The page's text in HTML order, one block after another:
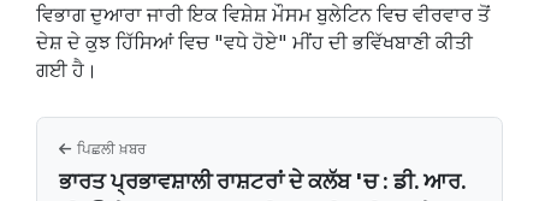
ਵਿਭਾਗ ਦੁਆਰਾ ਜਾਰੀ ਇਕ ਵਿਸ਼ੇਸ਼ ਮੌਸਮ ਬੁਲੇਟਿਨ ਵਿਚ ਵੀਰਵਾਰ ਤੋਂ
ਦੇਸ਼ ਦੇ ਕੁਝ ਹਿੱਸਿਆਂ ਵਿਚ "ਵਧੇ ਹੋਏ" ਮੀਂਹ ਦੀ ਭਵਿੱਖਬਾਣੀ ਕੀਤੀ
ਗਈ ਹੈ।
ਪਿਛਲੀ ਖ਼ਬਰ
ਭਾਰਤ ਪ੍ਰਭਾਵਸ਼ਾਲੀ ਰਾਸ਼ਟਰਾਂ ਦੇ ਕਲੱਬ 'ਚ : ਡੀ. ਆਰ.